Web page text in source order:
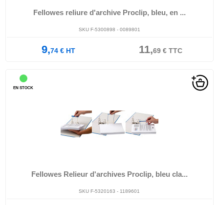
Fellowes reliure d'archive Proclip, bleu, en ...
SKU F-5300898 - 0089801
9,74€HT 11,69 € TTC
Fellowes Relieur d'archives Proclip, bleu cla...
SKU F-5320163 - 1189601
EN STOCK